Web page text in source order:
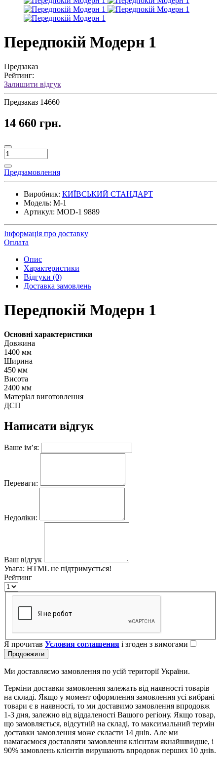
Передпокій Модерн 1
Предзаказ
Рейтинг:
Залишити відгук
Предзаказ 14660
14 660 грн.
Предзамовлення
Виробник: КИЇВСЬКИЙ СТАНДАРТ
Модель: М-1
Артикул: MOD-1 9889
Інформація про доставку
Оплата
Опис
Характеристики
Відгуки (0)
Доставка замовлень
Передпокій Модерн 1
Основні характеристики
Довжина
1400 мм
Ширина
450 мм
Висота
2400 мм
Матеріал виготовлення
ДСП
Написати відгук
Ваше ім’я:
Переваги:
Недоліки:
Ваш відгук
Увага: HTML не підтримується!
Рейтинг
Я прочитав Условия соглашения і згоден з вимогами
Продовжити
Ми доставляємо замовлення по усій території України.
Терміни доставки замовлення залежать від наявності товарів
на складі. Якщо у момент оформлення замовлення усі вибрані
товари є в наявності, то ми доставимо замовлення впродовж
1-3 дня, залежно від віддаленості Вашого регіону. Якщо товар,
що замовляється, відсутній на складі, то максимальний термін
доставки замовлення може скласти 14 днів. Але ми
намагаємося доставляти замовлення клієнтам якнайшвидше, і
90% замовлень клієнтів вирушають впродовж перших 10 днів.